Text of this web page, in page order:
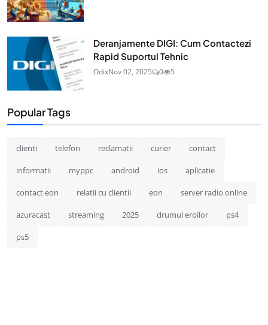
Deranjamente DIGI: Cum Contactezi
Rapid Suportul Tehnic
OdixNov 02, 2025 0 5
Popular Tags
clienti telefon reclamatii curier contact
informatii myppc android ios aplicatie
contact eon relatii cu clientii eon server radio online
azuracast streaming 2025 drumul eroilor ps4
ps5